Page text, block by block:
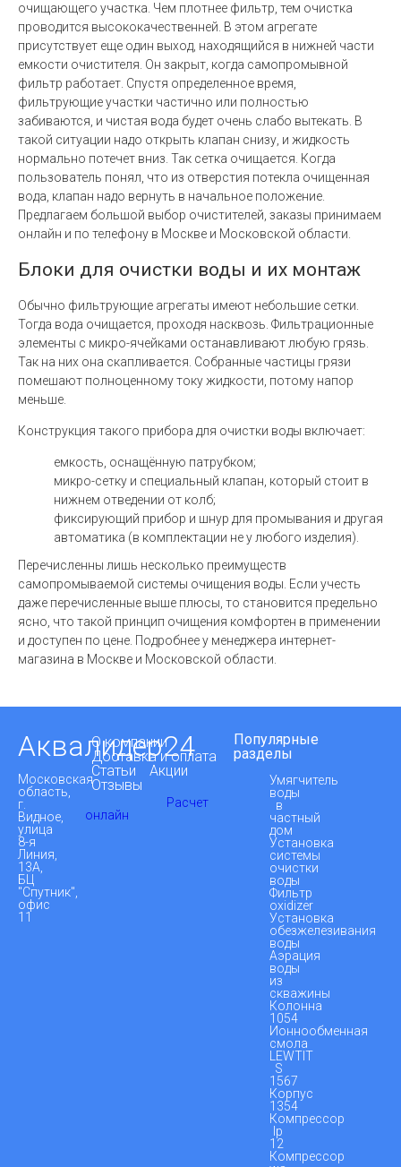
очищающего участка. Чем плотнее фильтр, тем очистка
проводится высококачественней. В этом агрегате
присутствует еще один выход, находящийся в нижней части
емкости очистителя. Он закрыт, когда самопромывной
фильтр работает. Спустя определенное время,
фильтрующие участки частично или полностью
забиваются, и чистая вода будет очень слабо вытекать. В
такой ситуации надо открыть клапан снизу, и жидкость
нормально потечет вниз. Так сетка очищается. Когда
пользователь понял, что из отверстия потекла очищенная
вода, клапан надо вернуть в начальное положение.
Предлагаем большой выбор очистителей, заказы принимаем
онлайн и по телефону в Москве и Московской области.
Блоки для очистки воды и их монтаж
Обычно фильтрующие агрегаты имеют небольшие сетки.
Тогда вода очищается, проходя насквозь. Фильтрационные
элементы с микро-ячейками останавливают любую грязь.
Так на них она скапливается. Собранные частицы грязи
помешают полноценному току жидкости, потому напор
меньше.
Конструкция такого прибора для очистки воды включает:
емкость, оснащённую патрубком;
микро-сетку и специальный клапан, который стоит в
нижнем отведении от колб;
фиксирующий прибор и шнур для промывания и другая
автоматика (в комплектации не у любого изделия).
Перечисленны лишь несколько преимуществ
самопромываемой системы очищения воды. Если учесть
даже перечисленные выше плюсы, то становится предельно
ясно, что такой принцип очищения комфортен в применении
и доступен по цене. Подробнее у менеджера интернет-
магазина в Москве и Московской области.
Аквалидер24
Московская
область,
г.
Видное,
улица
8-я
Линия,
13А,
БЦ
"Спутник",
офис
11
О компании
Доставка и оплата
Статьи
Акции
Отзывы
Расчет
онлайн
Популярные
разделы
Умягчитель
воды
в
частный
дом
Установка
системы
очистки
воды
Фильтр
oxidizer
Установка
обезжелезивания
воды
Аэрация
воды
из
скважины
Колонна
1054
Ионнообменная
смола
LEWTIT
S
1567
Корпус
1354
Компрессор
lp
12
Компрессор